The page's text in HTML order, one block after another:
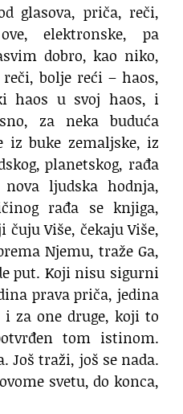
glasova, priča, reči,
elektronske, pa
dobro, kao niko,
bolje reći – haos,
haos u svoj haos, i
za neka buduća
iz buke zemaljske, iz
planetskog, rađa
ljudska hodnja,
rađa se knjiga,
Više, čekaju Više,
Njemu, traže Ga,
put. Koji nisu sigurni
prava priča, jedina
i za one druge, koji to
tom istinom.
Još traži, još se nada.
svetu, do konca,